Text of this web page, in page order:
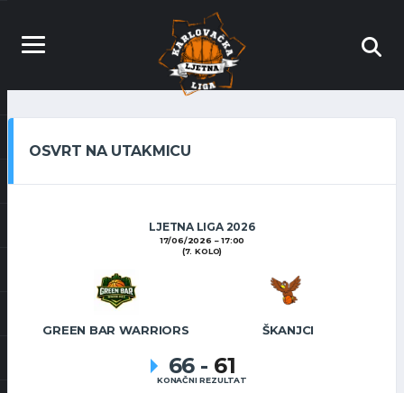
OSVRT NA UTAKMICU
LJETNA LIGA 2026
17/06/2026
17:00
(7. KOLO)
GREEN BAR WARRIORS ŠKANJCI
66 - 61
KONAČNI REZULTAT